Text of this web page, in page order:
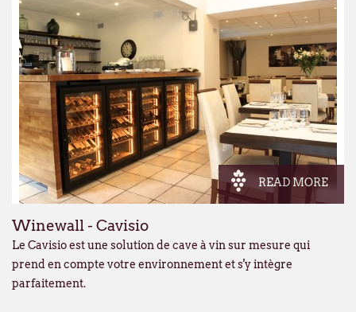
READ MORE
Winewall - Cavisio
Le Cavisio est une solution de cave à vin sur mesure qui
prend en compte votre environnement et s'y intègre
parfaitement.